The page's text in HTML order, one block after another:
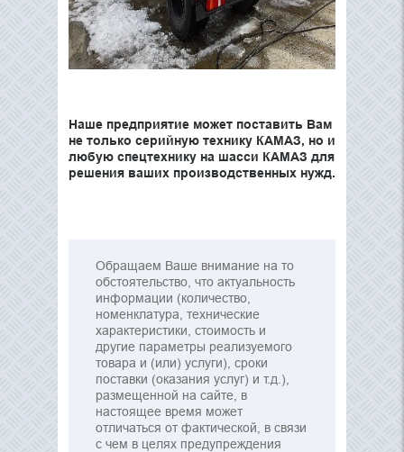
Наше предприятие может поставить Вам
не только серийную технику КАМАЗ, но и
любую спецтехнику на шасси КАМАЗ для
решения ваших производственных нужд.
Обращаем Ваше внимание на то
обстоятельство, что актуальность
информации (количество,
номенклатура, технические
характеристики, стоимость и
другие параметры реализуемого
товара и (или) услуги), сроки
поставки (оказания услуг) и т.д.),
размещенной на сайте, в
настоящее время может
отличаться от фактической, в связи
с чем в целях предупреждения